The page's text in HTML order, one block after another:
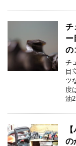
チ
ー
の
チ
目
ツ
度
油
の